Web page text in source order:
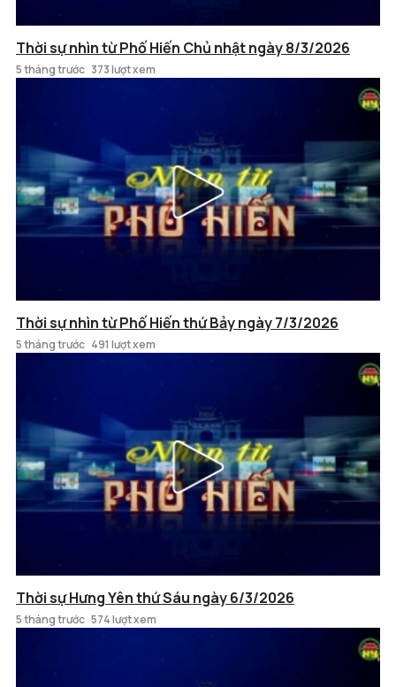
Thời sự nhìn từ Phố Hiến Chủ nhật ngày 8/3/2026
5 tháng trước 373 lượt xem
Thời sự nhìn từ Phố Hiến thứ Bảy ngày 7/3/2026
5 tháng trước 491 lượt xem
Thời sự Hưng Yên thứ Sáu ngày 6/3/2026
5 tháng trước 574 lượt xem